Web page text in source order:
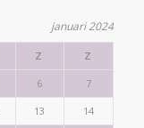
januari 2024
Z Z
6 7
13 14